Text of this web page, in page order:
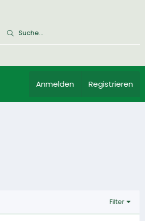
Anmelden Registrieren
Filter